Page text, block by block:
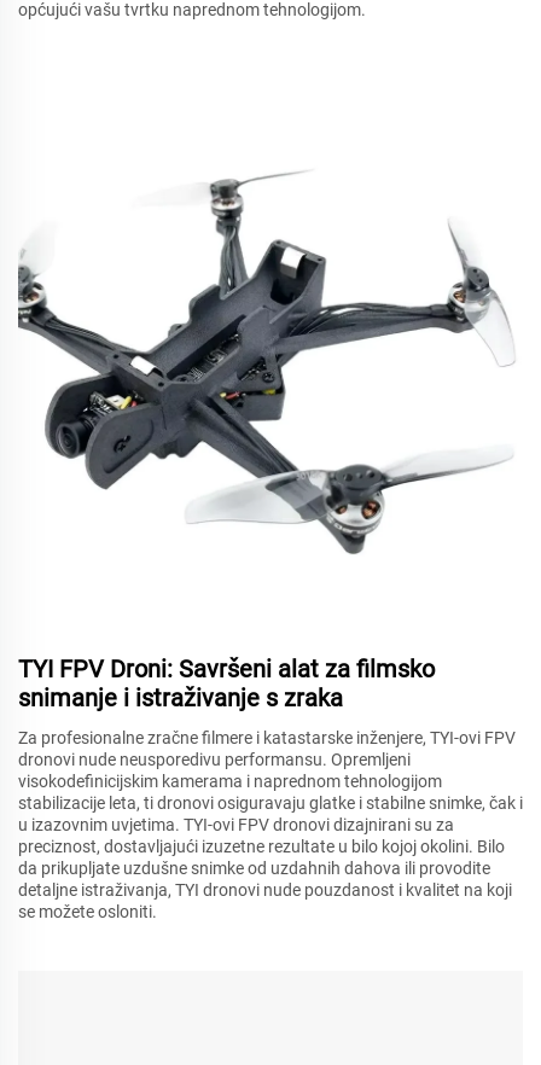
općujući vašu tvrtku naprednom tehnologijom.
TYI FPV Droni: Savršeni alat za filmsko
snimanje i istraživanje s zraka
Za profesionalne zračne filmere i katastarske inženjere, TYI-ovi FPV
dronovi nude neusporedivu performansu. Opremljeni
visokodefinicijskim kamerama i naprednom tehnologijom
stabilizacije leta, ti dronovi osiguravaju glatke i stabilne snimke, čak i
u izazovnim uvjetima. TYI-ovi FPV dronovi dizajnirani su za
preciznost, dostavljajući izuzetne rezultate u bilo kojoj okolini. Bilo
da prikupljate uzdušne snimke od uzdahnih dahova ili provodite
detaljne istraživanja, TYI dronovi nude pouzdanost i kvalitet na koji
se možete osloniti.